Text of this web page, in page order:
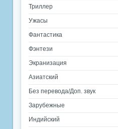
Триллер
Ужасы
Фантастика
Фэнтези
Экранизация
Азиатский
Без перевода/Доп. звук
Зарубежные
Индийский